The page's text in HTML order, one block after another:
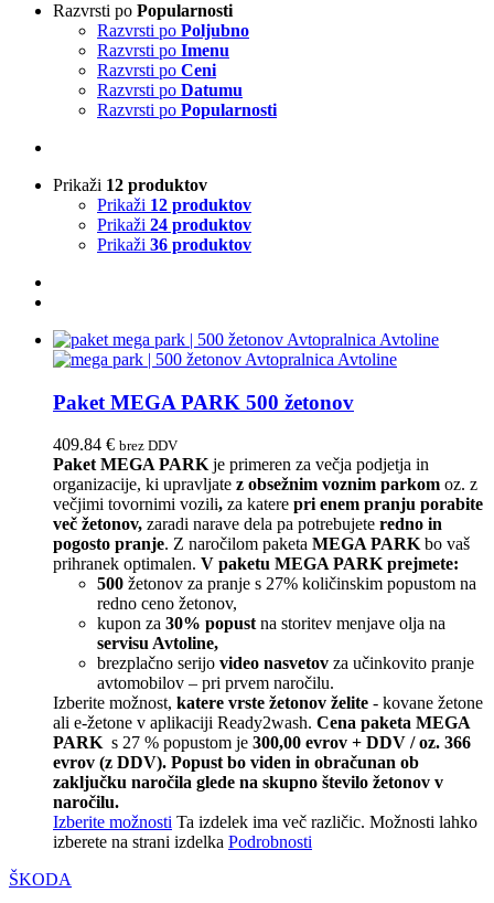
Razvrsti po Popularnosti
Razvrsti po Poljubno
Razvrsti po Imenu
Razvrsti po Ceni
Razvrsti po Datumu
Razvrsti po Popularnosti
Prikaži 12 produktov
Prikaži 12 produktov
Prikaži 24 produktov
Prikaži 36 produktov
Paket MEGA PARK 500 žetonov
409.84 € brez DDV
Paket MEGA PARKje primeren za večja podjetja in
organizacije, ki upravljate z obsežnim voznim parkom oz. z
večjimi tovornimi vozili, za katere pri enem pranju porabite
več žetonov, zaradi narave dela pa potrebujete redno in
pogosto pranje. Z naročilom paketa MEGA PARKbo vaš
prihranek optimalen. V paketu MEGA PARK prejmete:
500 žetonov za pranje s 27% količinskim popustom na
redno ceno žetonov,
kupon za 30% popustna storitev menjave olja na
servisu Avtoline,
brezplačno serijo video nasvetov za učinkovito pranje
avtomobilov – pri prvem naročilu.
Izberite možnost, katere vrste žetonov želite - kovane žetone
ali e-žetone v aplikaciji Ready2wash. Cena paketa MEGA
PARKs 27 % popustom je 300,00 evrov + DDV / oz. 366
evrov (z DDV). Popust bo viden in obračunan ob
zaključku naročila glede na skupno število žetonov v
naročilu.
Izberite možnosti Ta izdelek ima več različic. Možnosti lahko
izberete na strani izdelka Podrobnosti
ŠKODA